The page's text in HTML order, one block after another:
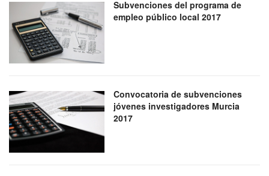
Subvenciones del programa de
empleo público local 2017
Convocatoria de subvenciones
jóvenes investigadores Murcia
2017